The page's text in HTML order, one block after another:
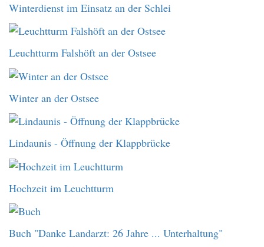
Winterdienst im Einsatz an der Schlei
Leuchtturm Falshöft an der Ostsee
Winter an der Ostsee
Lindaunis - Öffnung der Klappbrücke
Hochzeit im Leuchtturm
Buch "Danke Landarzt: 26 Jahre ... Unterhaltung"